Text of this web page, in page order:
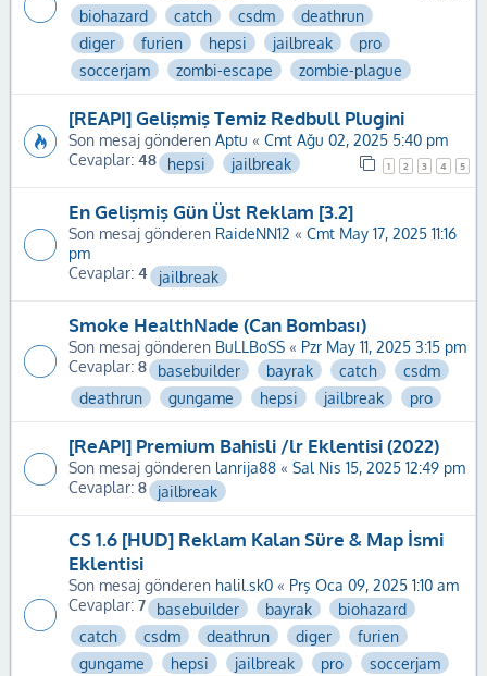
biohazard
catch csdm
deathrun
diger
furien hepsi jailbreak
pro
soccerjam
zombi-escape zombie-plague
[REAPI] Gelişmiş Temiz Redbull Plugini
Son mesaj gönderen Aptu « Cmt Ağu 02, 2025 5:40 pm
Cevaplar: 48 1 2 3 4 5
hepsi jailbreak
En Gelişmiş Gün Üst Reklam [3.2]
Son mesaj gönderen RaideNN12 « Cmt May 17, 2025 11:16
pm
Cevaplar: 4 jailbreak
Smoke HealthNade (Can Bombası)
Son mesaj gönderen BuLLBoSS « Pzr May 11, 2025 3:15 pm
Cevaplar: 8 basebuilder bayrak catch
csdm
deathrun
gungame hepsi jailbreak pro
[ReAPI] Premium Bahisli /lr Eklentisi (2022)
Son mesaj gönderen lanrija88 « Sal Nis 15, 2025 12:49 pm
Cevaplar: 8 jailbreak
CS 1.6 [HUD] Reklam Kalan Süre & Map İsmi
Eklentisi
Son mesaj gönderen halil.sk0 « Prş Oca 09, 2025 1:10 am
Cevaplar: 7 basebuilder bayrak
biohazard
catch
csdm deathrun diger
furien
gungame
hepsi jailbreak pro
soccerjam